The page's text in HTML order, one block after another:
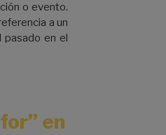
o evento.
a un
pasado en el
en